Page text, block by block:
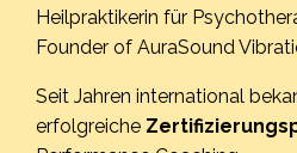
Heilpraktikerin für
Founder of AuraSound
Seit Jahren international
erfolgreiche